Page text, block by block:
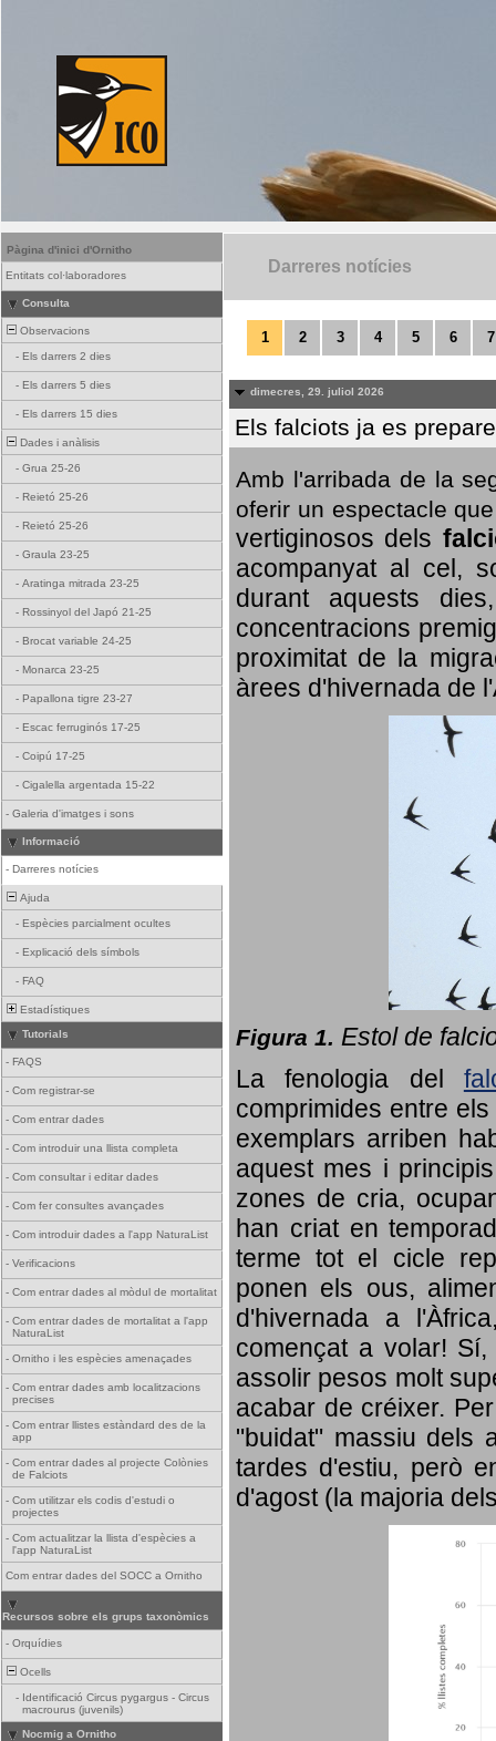
Pàgina d'inici d'Ornitho
Entitats col·laboradores
Consulta
Observacions
- Els darrers 2 dies
- Els darrers 5 dies
- Els darrers 15 dies
Dades i anàlisis
- Grua 25-26
- Reietó 25-26
- Reietó 25-26
- Graula 23-25
- Aratinga mitrada 23-25
- Rossinyol del Japó 21-25
- Brocat variable 24-25
- Monarca 23-25
- Papallona tigre 23-27
- Escac ferruginós 17-25
- Coipú 17-25
- Cigalella argentada 15-22
- Galeria d'imatges i sons
Informació
- Darreres notícies
Ajuda
- Espècies parcialment ocultes
- Explicació dels símbols
- FAQ
Estadístiques
Tutorials
- FAQS
- Com registrar-se
- Com entrar dades
- Com introduir una llista completa
- Com consultar i editar dades
- Com fer consultes avançades
- Com introduir dades a l'app NaturaList
- Verificacions
- Com entrar dades al mòdul de mortalitat
- Com entrar dades de mortalitat a l'app
NaturaList
- Ornitho i les espècies amenaçades
- Com entrar dades amb localitzacions
precises
- Com entrar llistes estàndard des de la
app
- Com entrar dades al projecte Colònies
de Falciots
- Com utilitzar els codis d'estudi o
projectes
- Com actualitzar la llista d'espècies a
l'app NaturaList
Com entrar dades del SOCC a Ornitho
Recursos sobre els grups taxonòmics
- Orquídies
Ocells
- Identificació Circus pygargus - Circus
macrourus (juvenils)
Nocmig a Ornitho
Darreres notícies
1 2 3 4 5 6 7
dimecres, 29. juliol 2026
Els falciots ja es
Amb l'arribada de la
oferir un espectacle
vertiginosos dels
acompanyat al cel,
durant aquests
concentracions
proximitat de la
àrees d'hivernada de
Figura 1. Estol de
La fenologia del
comprimides entre
exemplars arriben
aquest mes i
zones de cria,
han criat en
terme tot el cicle
ponen els ous,
d'hivernada a
començat a volar!
assolir pesos molt
acabar de créixer.
"buidat" massiu dels
tardes d'estiu, però
d'agost (la majoria